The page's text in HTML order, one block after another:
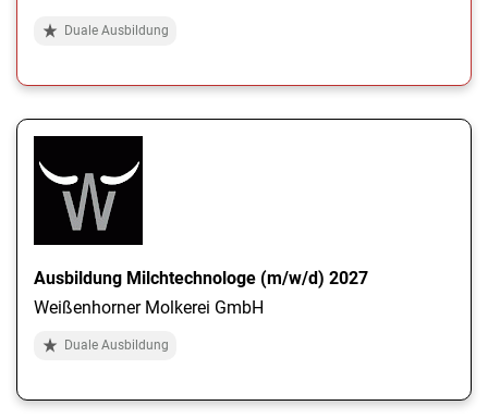
Duale Ausbildung
Ausbildung Milchtechnologe (m/w/d) 2027
Weißenhorner Molkerei GmbH
Duale Ausbildung